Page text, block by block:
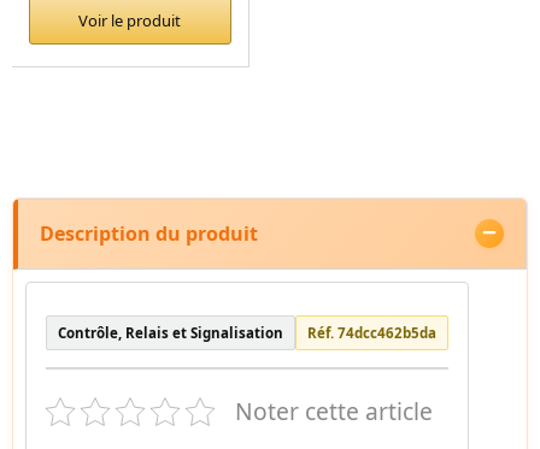
Voir le produit
Description du produit
Contrôle, Relais et Signalisation Réf. 74dcc462b5da
Noter cette article